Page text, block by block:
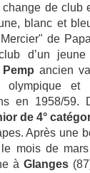
de club
blanc et
de
d’un jeune
ancien
olympique
en 1958/59.
de 4°
Après une
mois de
àGlanges